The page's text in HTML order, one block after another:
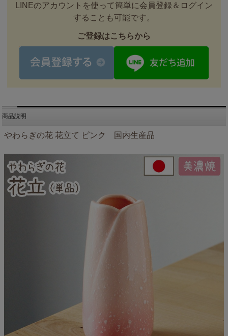
LINEのアカウントを使って簡単に会員登録＆ログイン
することも可能です。
ご登録はこちらから
商品説明
やわらぎの花 花立て ピンク 国内生産品